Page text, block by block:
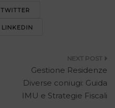
TWITTER
LINKEDIN
Gestione Residenze
Diverse coniugi: Guida
IMU e Strategie Fiscali